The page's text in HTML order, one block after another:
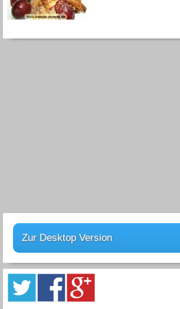
Zur Desktop Version